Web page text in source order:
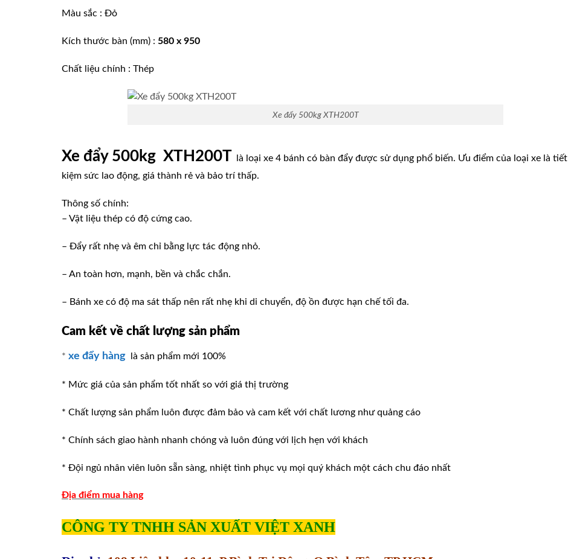
Màu sắc : Đỏ
Kích thước bàn (mm) : 580 x 950
Chất liệu chính : Thép
Xe đẩy 500kg XTH200T
Xe đẩy 500kg XTH200T
là loại xe 4 bánh có bàn đẩy được sử dụng phổ biến. Ưu điểm của loại xe là tiết
kiệm sức lao động, giá thành rẻ và bảo trí thấp.
Thông số chính:
– Vật liệu thép có độ cứng cao.
– Đẩy rất nhẹ và êm chỉ bằng lực tác động nhỏ.
– An toàn hơn, mạnh, bền và chắc chắn.
– Bánh xe có độ ma sát thấp nên rất nhẹ khi di chuyển, độ ồn được hạn chế tối đa.
Cam kết về chất lượng sản phẩm
* xe đẩy hàng là sản phẩm mới 100%
* Mức giá của sản phẩm tốt nhất so với giá thị trường
* Chất lượng sản phẩm luôn được đảm bảo và cam kết với chất lương như quảng cáo
* Chính sách giao hành nhanh chóng và luôn đúng với lịch hẹn với khách
* Đội ngủ nhân viên luôn sẵn sàng, nhiệt tình phục vụ mọi quý khách một cách chu đáo nhất
Địa điểm mua hàng
CÔNG TY TNHH SẢN XUẤT VIỆT XANH